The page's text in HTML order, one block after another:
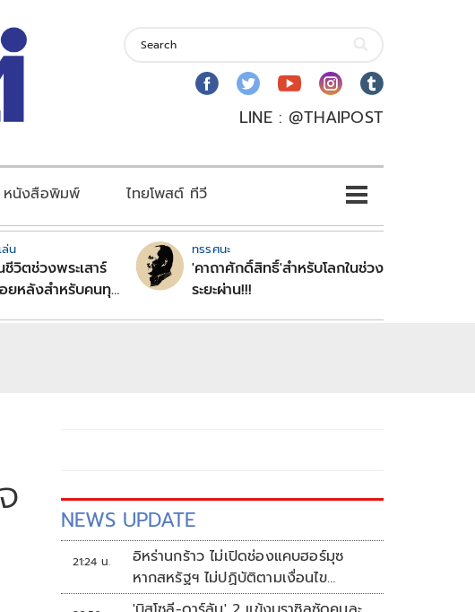
LINE : @THAIPOST
หนังสือพิมพ์ ไทยโพสต์ ทีวี
น
วิตช่วงพระเสาร์
ยหลังสำหรับคนทุก
ทรรศนะ
'คาถาศักดิ์สิทธิ์'สำหรับโลกในช่วง
ระยะผ่าน!!!
NEWS UPDATE
21:24 น.
อิหร่านกร้าว ไม่เปิดช่องแคบฮอร์มุซ
หากสหรัฐฯ ไม่ปฏิบัติตามเงื่อนไข
ทั้งหมด